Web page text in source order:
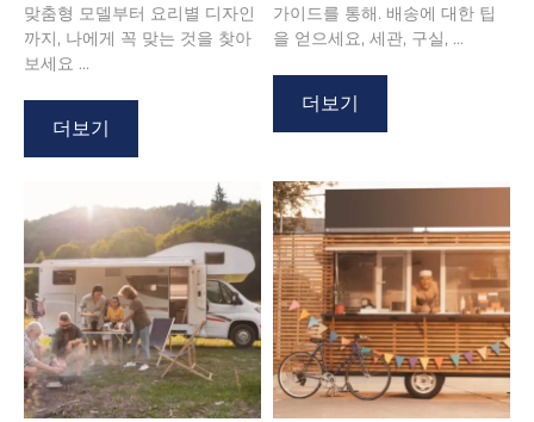
맞춤형 모델부터 요리별 디자인
까지, 나에게 꼭 맞는 것을 찾아
보세요 ...
더보기
가이드를 통해. 배송에 대한 팁
을 얻으세요, 세관, 구실, ...
더보기